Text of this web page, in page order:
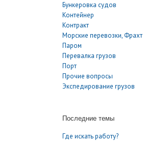
Бункеровка судов
Контейнер
Контракт
Морские перевозки, Фрахт
Паром
Перевалка грузов
Порт
Прочие вопросы
Экспедирование грузов
Последние темы
Где искать работу?